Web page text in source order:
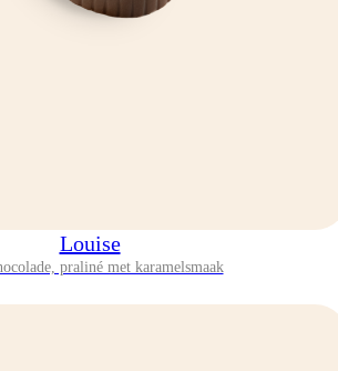
Louise
praliné met karamelsmaak